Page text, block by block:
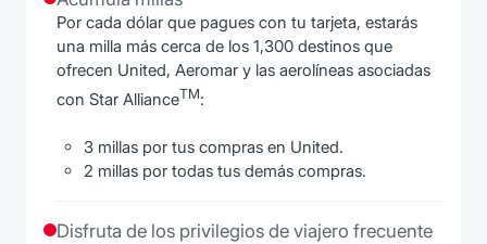
Por cada dólar que pagues con tu tarjeta, estarás
una milla más cerca de los 1,300 destinos que
ofrecen United, Aeromar y las aerolíneas asociadas
con Star AllianceTM:
3 millas por tus compras en United.
2 millas por todas tus demás compras.
Disfruta de los privilegios de viajero frecuente